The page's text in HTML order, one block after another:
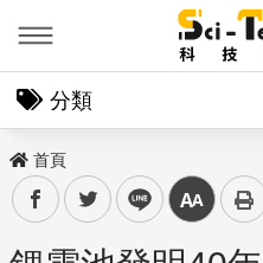
分類
首頁
facebooktwitter line 中